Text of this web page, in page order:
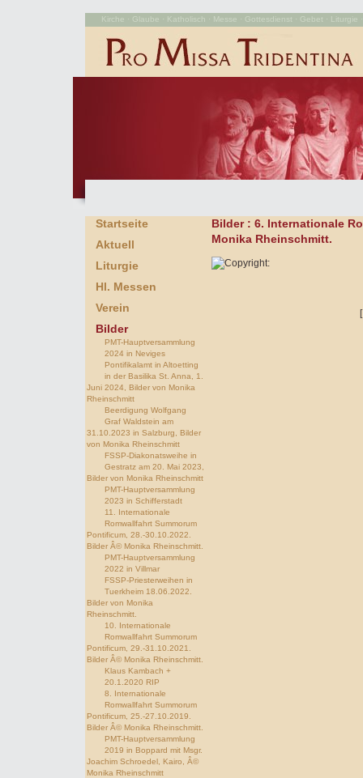
Kirche · Glaube · Katholisch · Messe · Gottesdienst · Gebet ·
Startseite
Aktuell
Liturgie
Hl. Messen
Verein
Bilder
PMT-Hauptversammlung
2024 in Neviges
Pontifikalamt in Altoetting
in der Basilika St. Anna, 1.
Juni 2024, Bilder von Monika
Rheinschmitt
Beerdigung Wolfgang
Graf Waldstein am
31.10.2023 in Salzburg, Bilder
von Monika Rheinschmitt
FSSP-Diakonatsweihe in
Gestratz am 20. Mai 2023,
Bilder von Monika Rheinschmitt
PMT-Hauptversammlung
2023 in Schifferstadt
11. Internationale
Romwallfahrt Summorum
Pontificum, 28.-30.10.2022.
Bilder Â© Monika Rheinschmitt.
PMT-Hauptversammlung
2022 in Villmar
FSSP-Priesterweihen in
Tuerkheim 18.06.2022.
Bilder von Monika
Rheinschmitt.
10. Internationale
Romwallfahrt Summorum
Pontificum, 29.-31.10.2021.
Bilder Â© Monika Rheinschmitt.
Klaus Kambach +
20.1.2020 RIP
8. Internationale
Romwallfahrt Summorum
Pontificum, 25.-27.10.2019.
Bilder Â© Monika Rheinschmitt.
PMT-Hauptversammlung
2019 in Boppard mit Msgr.
Joachim Schroedel, Kairo, Â©
Monika Rheinschmitt
Bilder : 6. Internationale
Monika Rheinschmitt.